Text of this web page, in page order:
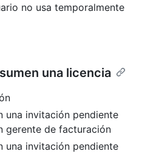
no usa temporalmente
una licencia
una invitación pendiente
gerente de facturación
una invitación pendiente